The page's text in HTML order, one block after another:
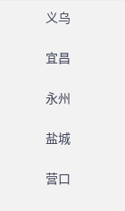
义乌
宜昌
永州
盐城
营口